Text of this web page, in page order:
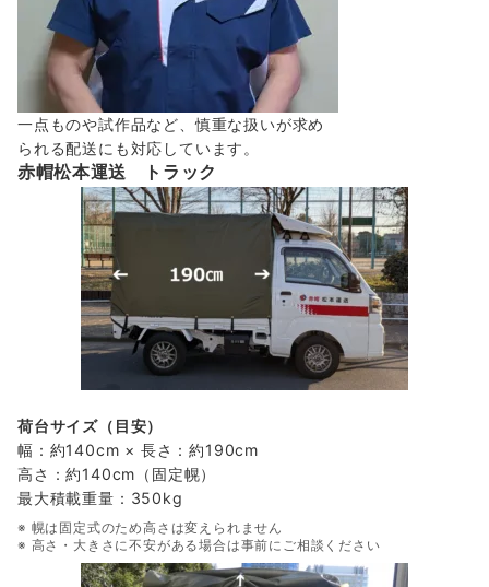
一点ものや試作品など、慎重な扱いが求め
られる配送にも対応しています。
赤帽松本運送 トラック
荷台サイズ（目安）
幅：約140cm × 長さ：約190cm
高さ：約140cm（固定幌）
最大積載重量：350kg
※ 幌は固定式のため高さは変えられません
※ 高さ・大きさに不安がある場合は事前にご相談ください